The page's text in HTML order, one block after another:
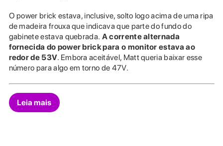
O power brick estava, inclusive, solto logo acima de uma ripa
de madeira frouxa que indicava que parte do fundo do
gabinete estava quebrada. A corrente alternada
fornecida do power brick para o monitor estava ao
redor de 53V. Embora aceitável, Matt queria baixar esse
número para algo em torno de 47V.
Leia mais